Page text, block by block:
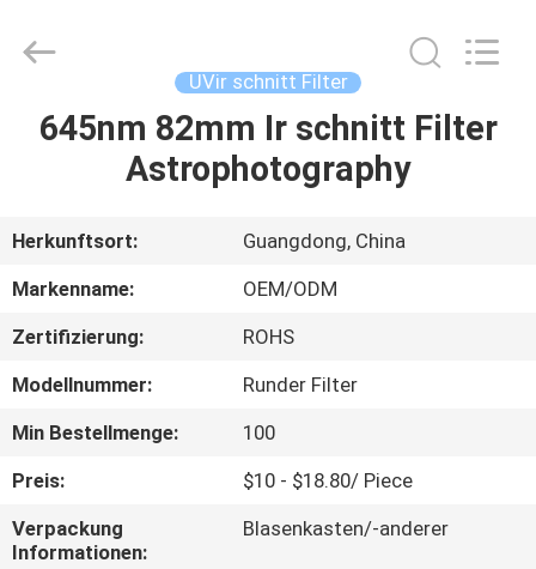
HAUS
ÜBER
UNS
FABRIK-
AUSFLUG
QUALITÄTSKONTROLLE
Ltd..
UVir schnitt Filter
645nm 82mm Ir schnitt Filter
Astrophotography
Herkunftsort:
Guangdong, China
Markenname:
OEM/ODM
Zertifizierung:
ROHS
Modellnummer:
Runder Filter
Min Bestellmenge:
100
Preis:
$10 - $18.80/ Piece
Verpackung
Informationen:
Blasenkasten/-anderer